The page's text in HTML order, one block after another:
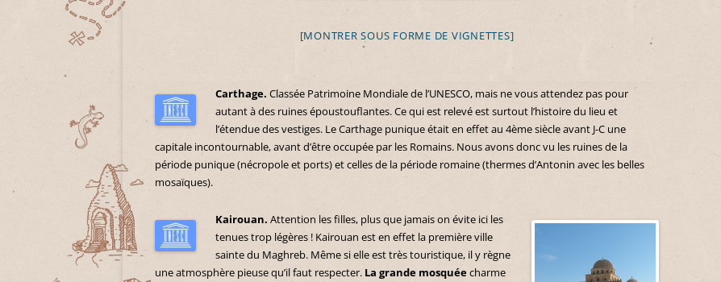
[MONTRER SOUS FORME DE VIGNETTES]
Carthage. Classée Patrimoine Mondiale de l’UNESCO, mais ne vous attendez pas pour
autant à des ruines époustouflantes. Ce qui est relevé est surtout l’histoire du lieu et
l’étendue des vestiges. Le Carthage punique était en effet au 4ème siècle avant J-C une
capitale incontournable, avant d’être occupée par les Romains. Nous avons donc vu les ruines de la
période punique (nécropole et ports) et celles de la période romaine (thermes d’Antonin avec les belles
mosaïques).
Kairouan. Attention les filles, plus que jamais on évite ici les
tenues trop légères ! Kairouan est en effet la première ville
sainte du Maghreb. Même si elle est très touristique, il y règne
une atmosphère pieuse qu’il faut respecter. La grande mosquéecharme